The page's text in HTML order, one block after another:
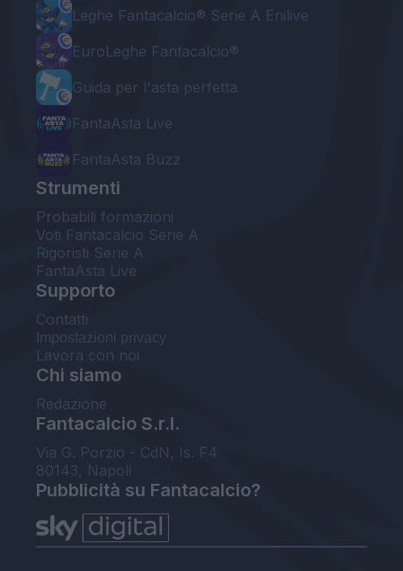
Leghe Fantacalcio® Serie A Enilive
EuroLeghe Fantacalcio®
Guida per l'asta perfetta
FantaAsta Live
FantaAsta Buzz
Strumenti
Probabili formazioni
Voti Fantacalcio Serie A
Rigoristi Serie A
FantaAsta Live
Supporto
Contatti
Impostazioni privacy
Lavora con noi
Chi siamo
Redazione
Fantacalcio S.r.l.
Via G. Porzio - CdN, Is. F4
80143, Napoli
Pubblicità su Fantacalcio?